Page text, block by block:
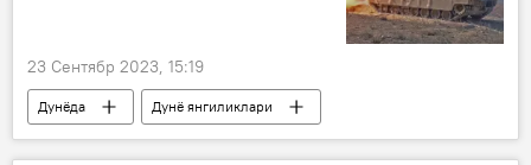
23 Сентябр 2023, 15:19
Дунёда
Дунё янгиликлари
Украина
қурол АҚШ